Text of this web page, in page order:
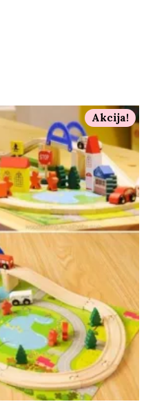
Akcija!